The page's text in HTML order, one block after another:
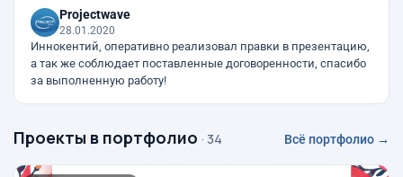
Projectwave
28.01.2020
Иннокентий, оперативно реализовал правки в презентацию,
а так же соблюдает поставленные договоренности, спасибо
за выполненную работу!
Проекты в портфолио · 34 Всё портфолио →